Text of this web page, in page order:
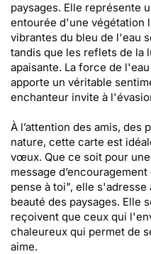
paysages. Elle représente
entourée d'une végétation
vibrantes du bleu de l'eau
tandis que les reflets de la
apaisante. La force de
apporte un véritable
enchanteur invite à
À l’attention des amis, des
nature, cette carte est
vœux. Que ce soit pour
message
pense à toi", elle
beauté des paysages. Elle
reçoivent que ceux qui
chaleureux qui permet de
aime.